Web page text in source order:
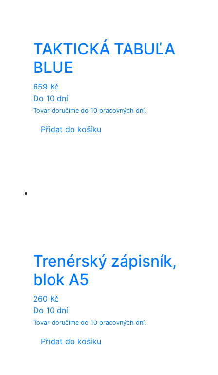
TAKTICKÁ TABUĽA
BLUE
659 Kč
Do 10 dní
Tovar doručíme do 10 pracovných dní.
Přidat do košíku
Trenérský zápisník,
blok A5
260 Kč
Do 10 dní
Tovar doručíme do 10 pracovných dní.
Přidat do košíku